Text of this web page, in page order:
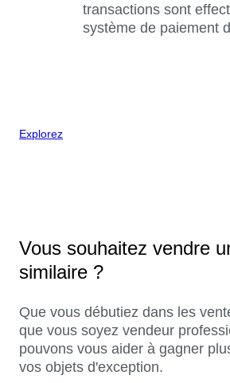
transactions sont
système de paiement
Explorez
Vous souhaitez vendre
similaire ?
Que vous débutiez dans les
que vous soyez vendeur
pouvons vous aider à gagner
vos objets d'exception.